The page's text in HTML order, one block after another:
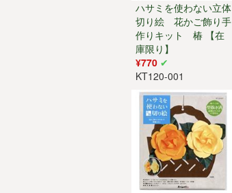
ハサミを使わない立体
切り絵 花かご飾り手
作りキット 椿 【在
庫限り】
¥770
KT120-001